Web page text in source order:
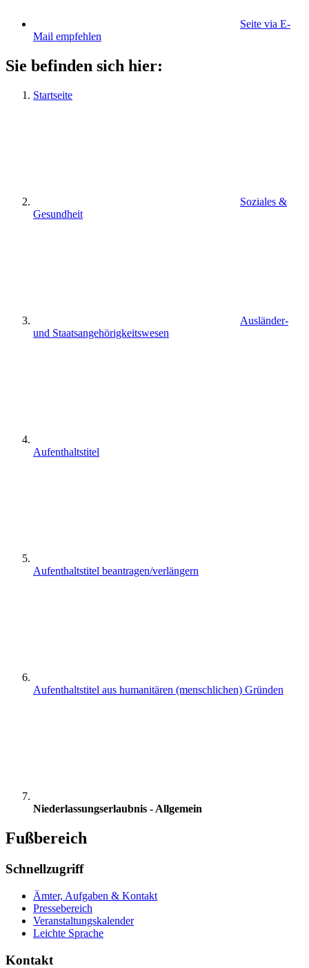
Seite via E-
Mail empfehlen
Sie befinden sich hier:
Startseite
Soziales &
Gesundheit
Ausländer-
und Staatsangehörigkeitswesen
Aufenthaltstitel
Aufenthaltstitel beantragen/verlängern
Aufenthaltstitel aus humanitären (menschlichen) Gründen
Niederlassungserlaubnis - Allgemein
Fußbereich
Schnellzugriff
Ämter, Aufgaben & Kontakt
Pressebereich
Veranstaltungskalender
Leichte Sprache
Kontakt